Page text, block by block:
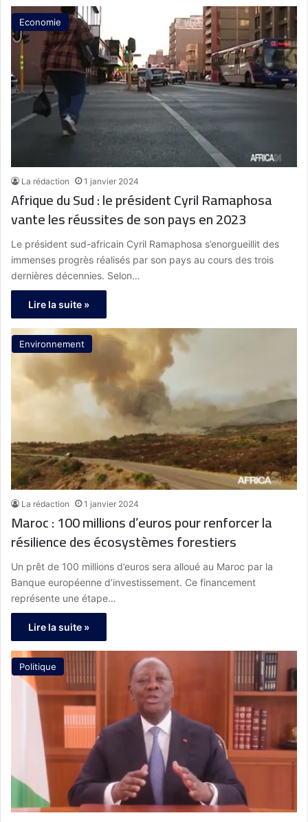
Economie
La rédaction 1 janvier 2024
Afrique du Sud : le président Cyril Ramaphosa
vante les réussites de son pays en 2023
Le président sud-africain Cyril Ramaphosa s’enorgueillit des
immenses progrès réalisés par son pays au cours des trois
dernières décennies. Selon…
Lire la suite »
Environnement
La rédaction 1 janvier 2024
Maroc : 100 millions d’euros pour renforcer la
résilience des écosystèmes forestiers
Un prêt de 100 millions d’euros sera alloué au Maroc par la
Banque européenne d’investissement. Ce financement
représente une étape…
Lire la suite »
Politique